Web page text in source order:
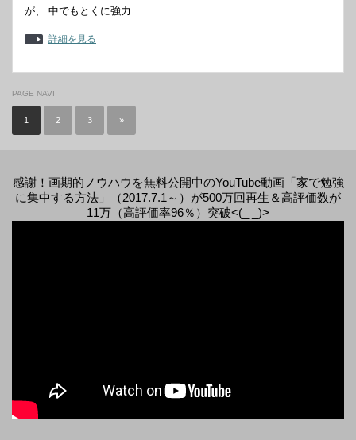
が、 中でもとくに強力…
詳細を見る
PAGE NAVI
1 2 3 »
感謝！画期的ノウハウを無料公開中のYouTube動画「家で勉強
に集中する方法」（2017.7.1～）が500万回再生＆高評価数が
11万（高評価率96％）突破<(_ _)>